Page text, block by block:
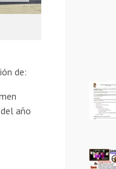
de:
año